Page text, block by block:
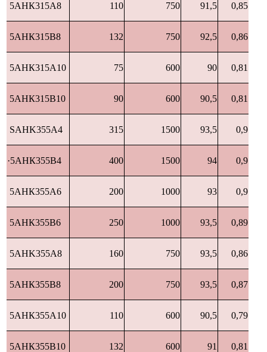
5АНК315А8 110 750 91,5 0,85
5АНК315В8 132 750 92,5 0,86
5АНК315А10 75 600 90 0,81
5АНК315В10 90 600 90,5 0,81
SAHK355A4 315 1500 93,5 0,9
·5АНК355В4 400 1500 94 0,9
5АНК355А6 200 1000 93 0,9
5АНК355В6 250 1000 93,5 0,89
5AHK355A8 160 750 93,5 0,86
5АНК355В8 200 750 93,5 0,87
5АНК355А10 110 600 90,5 0,79
5АНК355В10 132 600 91 0,81